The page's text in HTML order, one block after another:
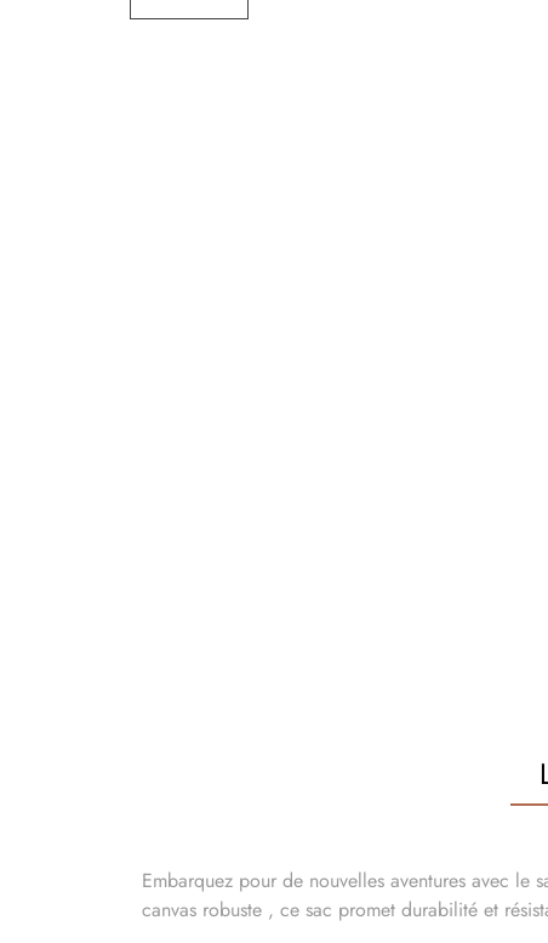
Embarquez pour de nouvelles aventures avec
canvas robuste , ce sac promet durabilité et